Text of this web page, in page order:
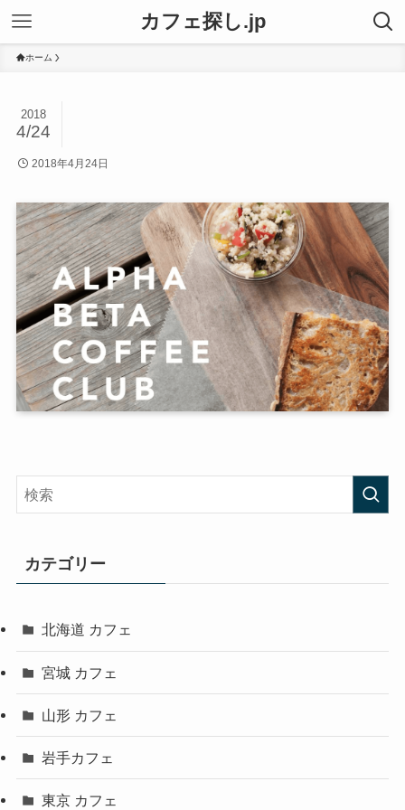
カフェ探し.jp
ホーム
2018
4/24
2018年4月24日
カテゴリー
北海道 カフェ
宮城 カフェ
山形 カフェ
岩手カフェ
東京 カフェ